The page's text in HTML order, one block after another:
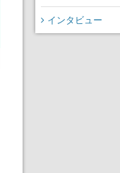
インタビュー